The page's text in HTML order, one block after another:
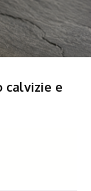
calvizie e